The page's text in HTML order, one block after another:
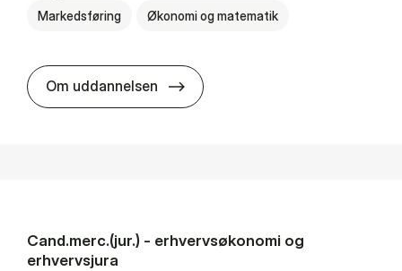
Markedsføring Økonomi og matematik
Om uddannelsen Cand.merc. i øko­no­misk
Cand.merc.(jur.) - erhvervs­økonomi og
erhvervs­jura